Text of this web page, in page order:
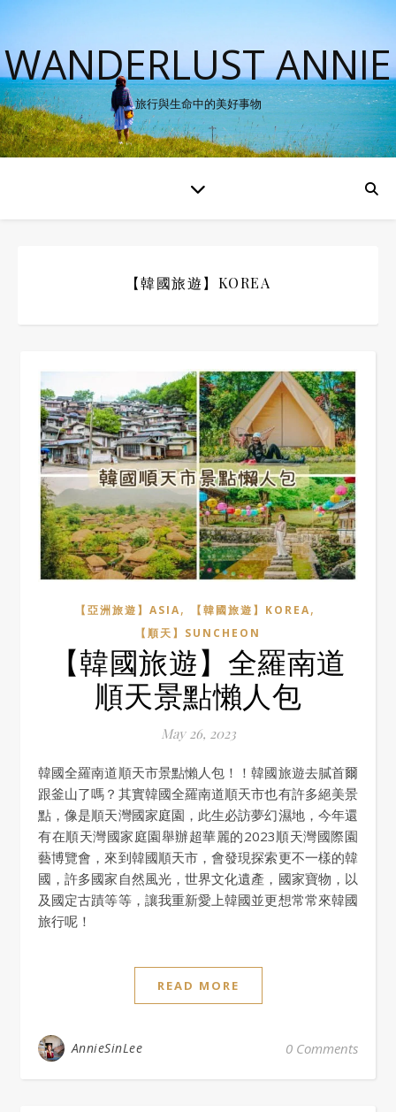
WANDERLUST ANNIE
旅行與生命中的美好事物
【韓國旅遊】KOREA
【亞洲旅遊】ASIA, 【韓國旅遊】KOREA,
【順天】SUNCHEON
【韓國旅遊】全羅南道
順天景點懶人包
May 26, 2023
韓國全羅南道順天市景點懶人包！！韓國旅遊去膩首爾
跟釜山了嗎？其實韓國全羅南道順天市也有許多絕美景
點，像是順天灣國家庭園，此生必訪夢幻濕地，今年還
有在順天灣國家庭園舉辦超華麗的2023順天灣國際園
藝博覽會，來到韓國順天市，會發現探索更不一樣的韓
國，許多國家自然風光，世界文化遺產，國家寶物，以
及國定古蹟等等，讓我重新愛上韓國並更想常常來韓國
旅行呢！
READ MORE
AnnieSinLee 0 Comments